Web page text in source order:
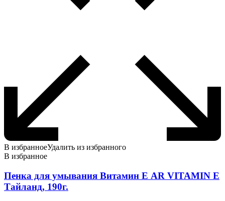
В избранноеУдалить из избранного
В избранное
Пенка для умывания Витамин Е AR VITAMIN E
Тайланд, 190г.